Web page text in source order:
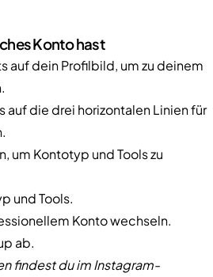
Konto hast
auf dein Profilbild, um zu deinem
auf die drei horizontalen Linien für
um Kontotyp und Tools zu
und Tools.
Konto wechseln.
ab.
findest du im Instagram-